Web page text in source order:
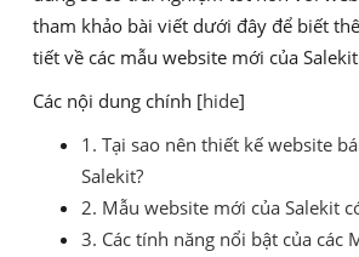
tham khảo bài viết dưới đây để biết
tiết về các mẫu website mới của
Các nội dung chính [hide]
1. Tại sao nên thiết kế website
Salekit?
2. Mẫu website mới của Salekit
3. Các tính năng nổi bật của các